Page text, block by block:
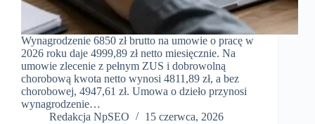
Wynagrodzenie 6850 zł brutto na umowie o pracę w
2026 roku daje 4999,89 zł netto miesięcznie. Na
umowie zlecenie z pełnym ZUS i dobrowolną
chorobową kwota netto wynosi 4811,89 zł, a bez
chorobowej, 4947,61 zł. Umowa o dzieło przynosi
wynagrodzenie…
Redakcja NpSEO
15 czerwca, 2026